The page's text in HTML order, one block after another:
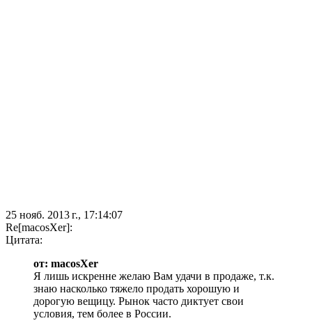
25 нояб. 2013 г., 17:14:07
Re[macosXer]:
Цитата:
от: macosXer
Я лишь искренне желаю Вам удачи в продаже, т.к.
знаю насколько тяжело продать хорошую и
дорогую вещицу. Рынок часто диктует свои
условия, тем более в России.